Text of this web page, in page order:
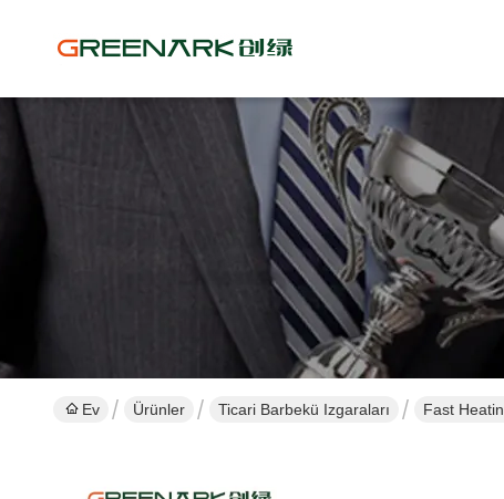
Ev Ürünler Ticari Barbekü Izgaraları Fast